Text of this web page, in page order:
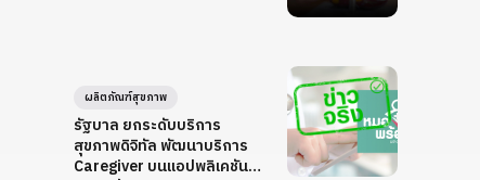
รัฐบาล ยกระดับบริการ
สุขภาพดิจิทัล พัฒนาบริการ
Caregiver บนแอปพลิเคชัน
ผลิตภัณฑ์สุขภาพ